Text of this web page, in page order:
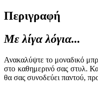
Περιγραφή
Με λίγα λόγια...
Ανακαλύψτε το μοναδικό
στο καθημερινό σας στυλ.
θα σας συνοδεύει παντού,